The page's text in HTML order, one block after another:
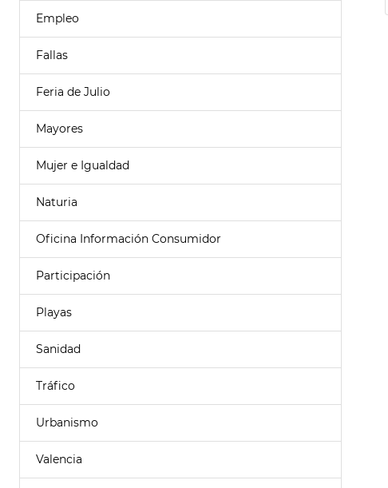
Empleo
Fallas
Feria de Julio
Mayores
Mujer e Igualdad
Naturia
Oficina Información Consumidor
Participación
Playas
Sanidad
Tráfico
Urbanismo
Valencia